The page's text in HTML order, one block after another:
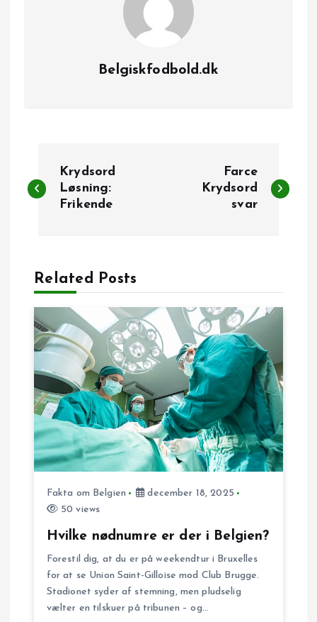
Belgiskfodbold.dk
n
æ
g
s
n
a
v
Krydsord
Løsning:
Frikende
Farce
Krydsord
svar
Related Posts
Fakta om Belgien
december 18, 2025
50 views
Hvilke nødnumre er der i Belgien?
Forestil dig, at du er på weekendtur i Bruxelles
for at se Union Saint-Gilloise mod Club Brugge.
Stadionet syder af stemning, men pludselig
vælter en tilskuer på tribunen – og…